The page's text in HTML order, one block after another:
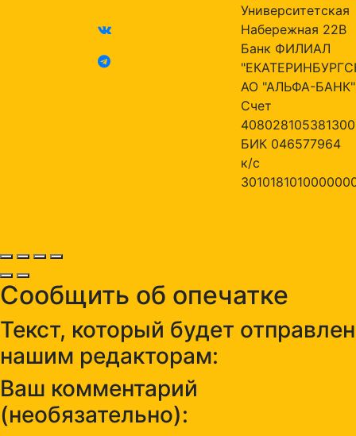
Университетская
Набережная 22В
Банк ФИЛИАЛ
АО "АЛЬФА-БАНК"
Счет
БИК 046577964
к/с
Сообщить об опечатке
Текст, который будет отправлен
нашим редакторам:
Ваш комментарий
(необязательно):